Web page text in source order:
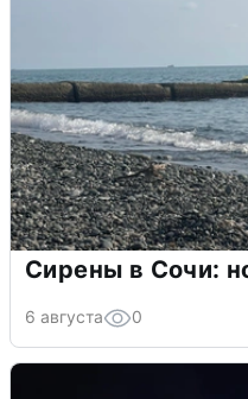
Сирены в Сочи:
6 августа 0